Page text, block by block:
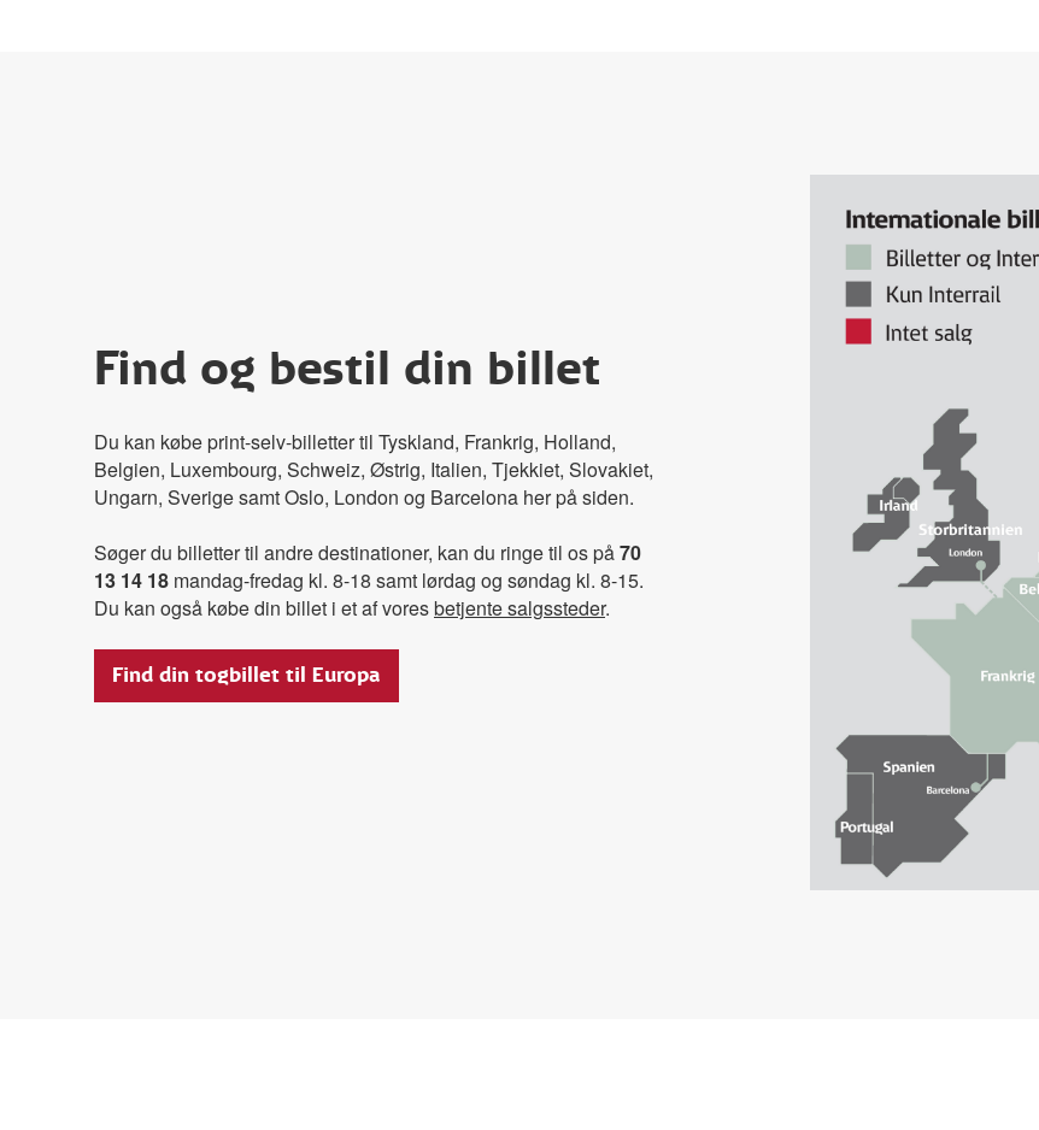
Find og bestil din billet
Du kan købe print-selv-billetter til Tyskland, Frankrig, Holland,
Belgien, Luxembourg, Schweiz, Østrig, Italien, Tjekkiet, Slovakiet,
Ungarn, Sverige samt Oslo, London og Barcelona her på siden.
Søger du billetter til andre destinationer, kan du ringe til os på70
13 14 18 mandag-fredag kl. 8-18 samt lørdag og søndag kl. 8-15.
Du kan også købe din billet i et af voresbetjente salgssteder.
Find din togbillet til Europa